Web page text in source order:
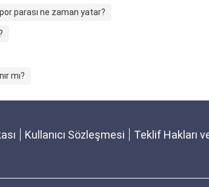
parası ne zaman yatar?
mı?
Kullanıcı Sözleşmesi Teklif Hakları